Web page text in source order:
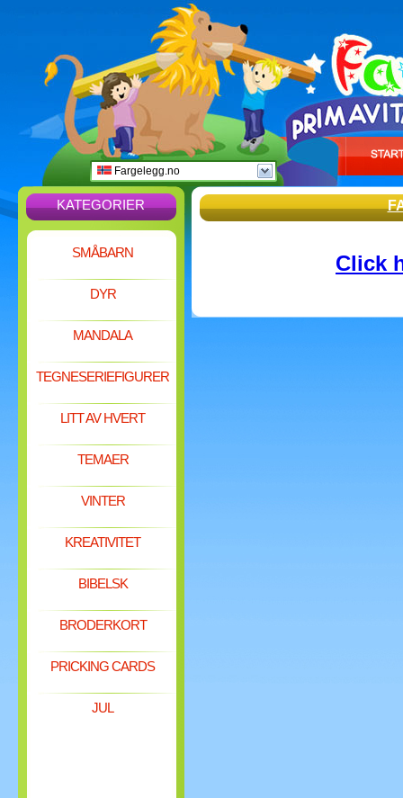
Fargelegg.no
KATEGORIER
SMÅBARN
DYR
MANDALA
TEGNESERIEFIGURER
LITT AV HVERT
TEMAER
VINTER
KREATIVITET
BIBELSK
BRODERKORT
PRICKING CARDS
JUL
Click